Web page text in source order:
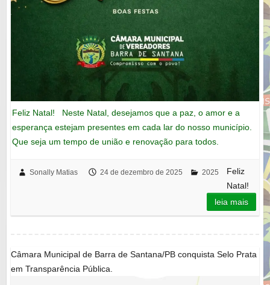
Feliz Natal! Neste Natal, desejamos que a paz, o amor e a
esperança estejam presentes em cada lar do nosso município.
Que seja um tempo de união e renovação para todos.
Sonally Matias 24 de dezembro de 2025 2025
Feliz
Natal!
leia mais
Câmara Municipal de Barra de Santana/PB conquista Selo Prata
em Transparência Pública.